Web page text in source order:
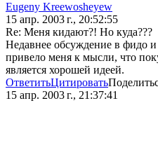
Eugeny Kreewosheyew
15 апр. 2003 г., 20:52:55
Re: Меня кидают?! Но куда???
Недавнее обсуждение в фидо и
привело меня к мысли, что
является хорошей идеей.
ОтветитьЦитировать
15 апр. 2003 г., 21:37:41